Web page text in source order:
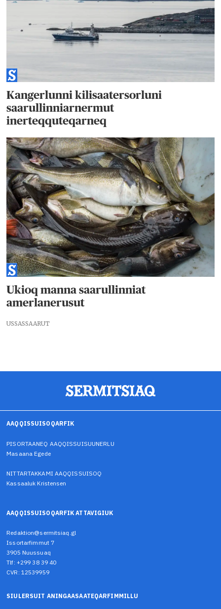
Kangerlunni kilisaatersorluni
saarullinniarnermut
inerteqquteqarneq
Ukioq manna saarullinniat
amerlanerusut
USSASSAARUT
AAQQISSUISOQARFIK
PISORTAANEQ AAQQISSUISUUNERLU
Masaana Egede
NITTARTAKKAMI AAQQISSUISOQ
Kassaaluk Kristensen
AAQQISSUISOQARFIK ATTAVIGIUK
Redaktion@sermitsiaq.gl
Issortarfimmut 7
3905 Nuussuaq
Tlf: +299 38 39 40
CVR: 12539959
SIULERSUIT ANINGAASAATEQARFIMMILLU